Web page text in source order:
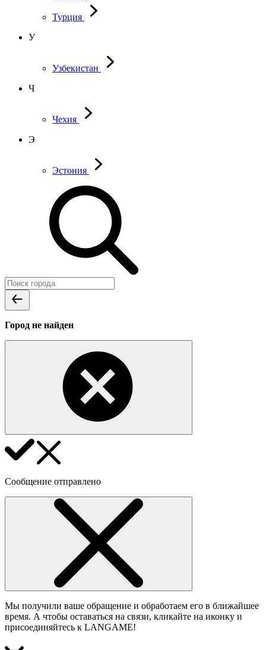
Турция
У
Узбекистан
Ч
Чехия
Э
Эстония
Город не найден
Сообщение отправлено
Мы получили ваше обращение и обработаем его в ближайшее
время. А чтобы оставаться на связи, кликайте на иконку и
присоединяйтесь к LANGAME!